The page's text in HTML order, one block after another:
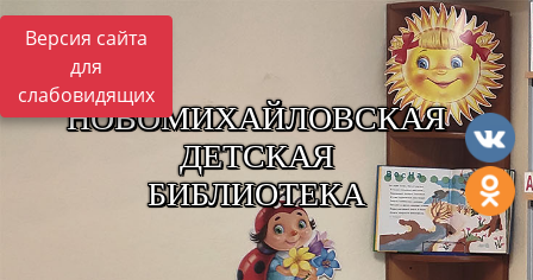
Версия сайта
для
слабовидящих
НОВОМИХАЙЛОВСКАЯ
ДЕТСКАЯ
БИБЛИОТЕКА